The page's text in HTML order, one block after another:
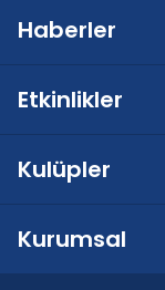
Haberler
Etkinlikler
Kulüpler
Kurumsal